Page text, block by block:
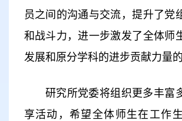
员之间的沟通与交流，提升了党
和战斗力，进一步激发了全体师
发展和原分学科的进步贡献力量的
研究所党委将组织更多丰富
享活动，希望全体师生在工作